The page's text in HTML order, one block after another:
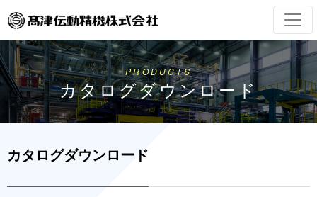
PRODUCTS
カタログダウンロード
カタログダウンロード